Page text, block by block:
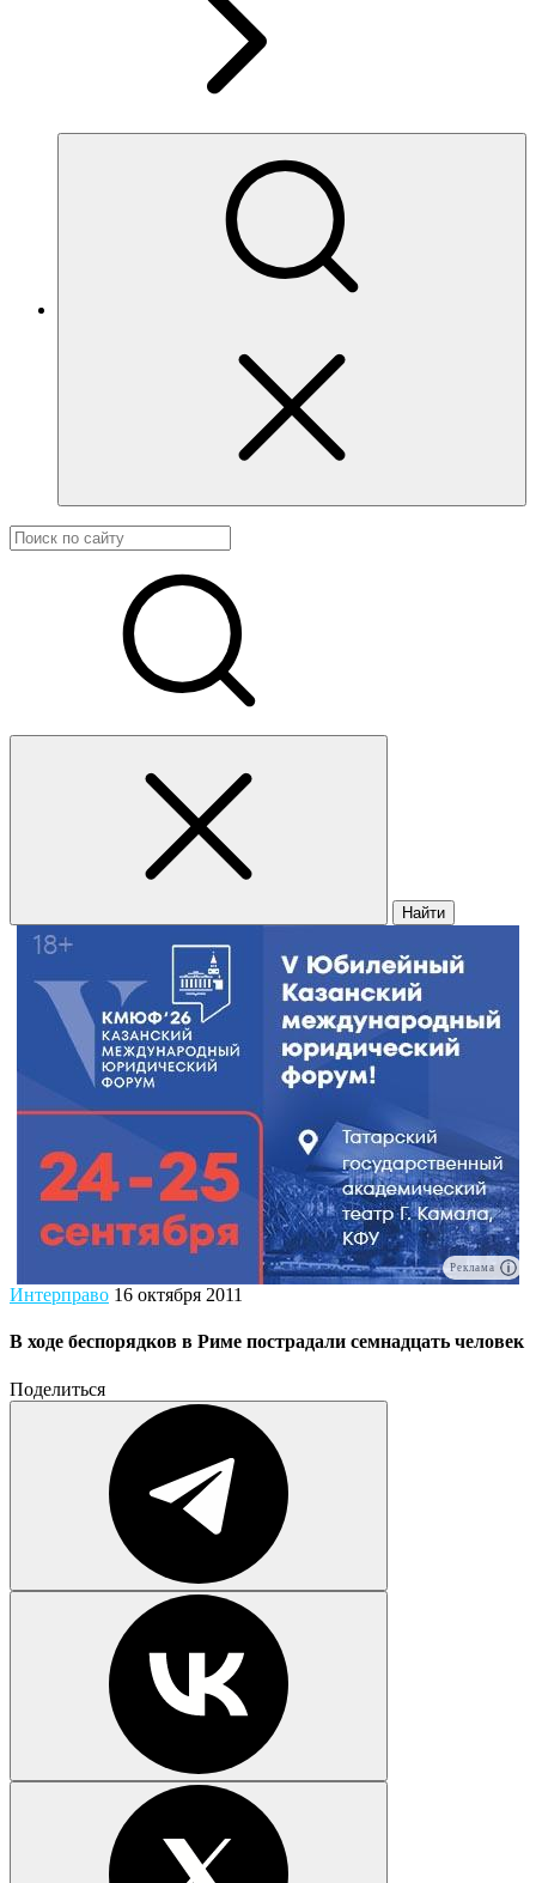
Найти
Реклама
Интерправо 16 октября 2011
В ходе беспорядков в Риме пострадали семнадцать человек
Поделиться